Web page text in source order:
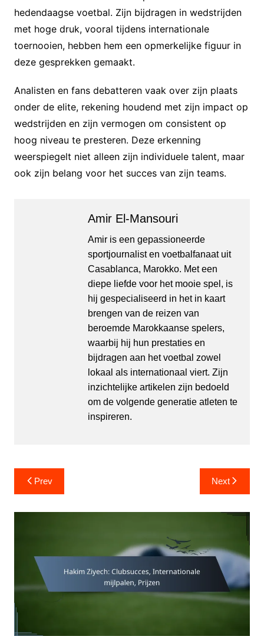
hedendaagse voetbal. Zijn bijdragen in wedstrijden
met hoge druk, vooral tijdens internationale
toernooien, hebben hem een opmerkelijke figuur in
deze gesprekken gemaakt.
Analisten en fans debatteren vaak over zijn plaats
onder de elite, rekening houdend met zijn impact op
wedstrijden en zijn vermogen om consistent op
hoog niveau te presteren. Deze erkenning
weerspiegelt niet alleen zijn individuele talent, maar
ook zijn belang voor het succes van zijn teams.
Amir El-Mansouri
Amir is een gepassioneerde
sportjournalist en voetbalfanaat uit
Casablanca, Marokko. Met een
diepe liefde voor het mooie spel, is
hij gespecialiseerd in het in kaart
brengen van de reizen van
beroemde Marokkaanse spelers,
waarbij hij hun prestaties en
bijdragen aan het voetbal zowel
lokaal als internationaal viert. Zijn
inzichtelijke artikelen zijn bedoeld
om de volgende generatie atleten te
inspireren.
Post
navigation
Prev Next